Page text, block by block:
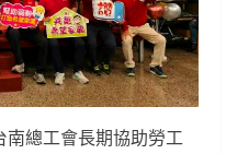
南總工會長期協助勞工